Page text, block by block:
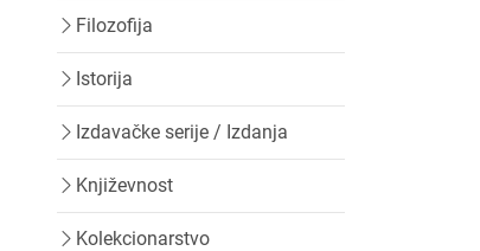
Filozofija
Istorija
Izdavačke serije / Izdanja
Književnost
Kolekcionarstvo